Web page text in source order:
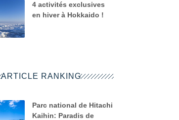
4 activités exclusives
en hiver à Hokkaido !
ARTICLE RANKING
Parc national de Hitachi
Kaihin: Paradis de